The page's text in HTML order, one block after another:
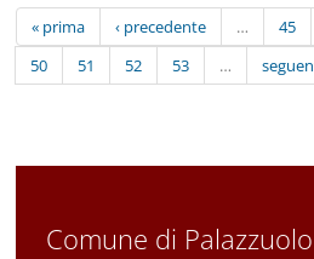
« prima ‹ precedente … 45
50
51 52 53 …
Comune di